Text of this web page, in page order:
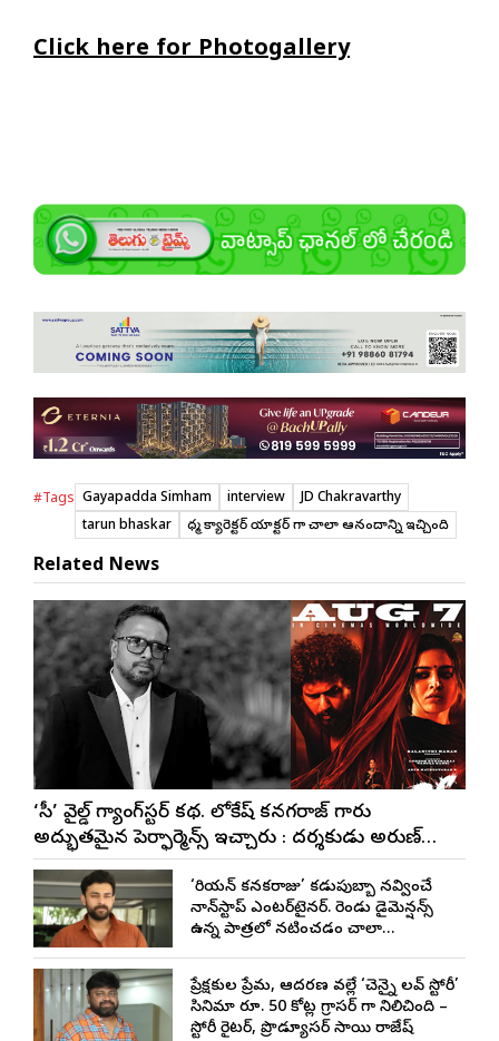
Click here for Photogallery
#Tags Gayapadda Simham interview
JD Chakravarthy
tarun bhaskar
ధర్మా క్యారెక్టర్ యాక్టర్ గా చాలా ఆనందాన్ని ఇచ్చింది
Related News
‘డీసీ’ వైల్డ్ గ్యాంగ్‌స్టర్ కథ. లోకేష్ కనగరాజ్ గారు
అద్భుతమైన పెర్ఫార్మెన్స్ ఇచ్చారు : దర్శకుడు అరుణ్
మాథేశ్వరన్
‘కొరియన్ కనకరాజు’ కడుపుబ్బా నవ్వించే
నాన్‌స్టాప్ ఎంటర్‌టైనర్. రెండు డైమెన్షన్స్
ఉన్న పాత్రలో నటించడం చాలా
ప్రేక్షకుల ప్రేమ, ఆదరణ వల్లే ‘చెన్నై లవ్ స్టోరీ’
సినిమా రూ. 50 కోట్ల గ్రాసర్ గా నిలిచింది –
స్టోరీ రైటర్, ప్రొడ్యూసర్ సాయి రాజేష్